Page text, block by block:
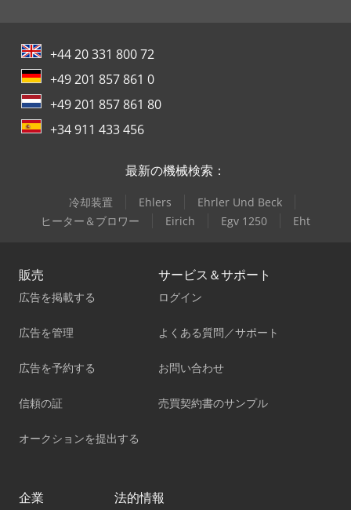
+44 20 331 800 72
+49 201 857 861 0
+49 201 857 861 80
+34 911 433 456
最新の機械検索：
冷却装置 Ehlers
Ehrler Und Beck
ヒーター＆ブロワー
Eirich Egv 1250 Eht
販売
広告を掲載する
広告を管理
広告を予約する
信頼の証
オークションを提出する
サービス＆サポート
ログイン
よくある質問／サポート
お問い合わせ
売買契約書のサンプル
企業 法的情報